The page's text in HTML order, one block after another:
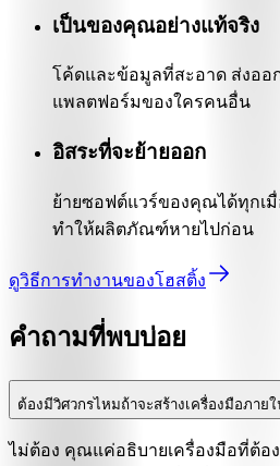
เป็นของคุณอย่างแท้จริง
โค้ดและข้อมูลที่สะอาด ส่งออ
แพลตฟอร์มของใครคนอื่น
อิสระที่จะย้ายออก
ย้ายซอฟต์แวร์ของคุณได้ทุกเ
ทำให้ผลิตภัณฑ์หายไปก่อน
ดูวิธีการทำงานของโฮสติ้ง
คำถามที่พบบ่อย
ต้องมีวิศวกรไหมถ้าจะสร้างเครื่องมือภาย
ไม่ต้อง คุณแค่อธิบายเครื่องมือที่ต้อ